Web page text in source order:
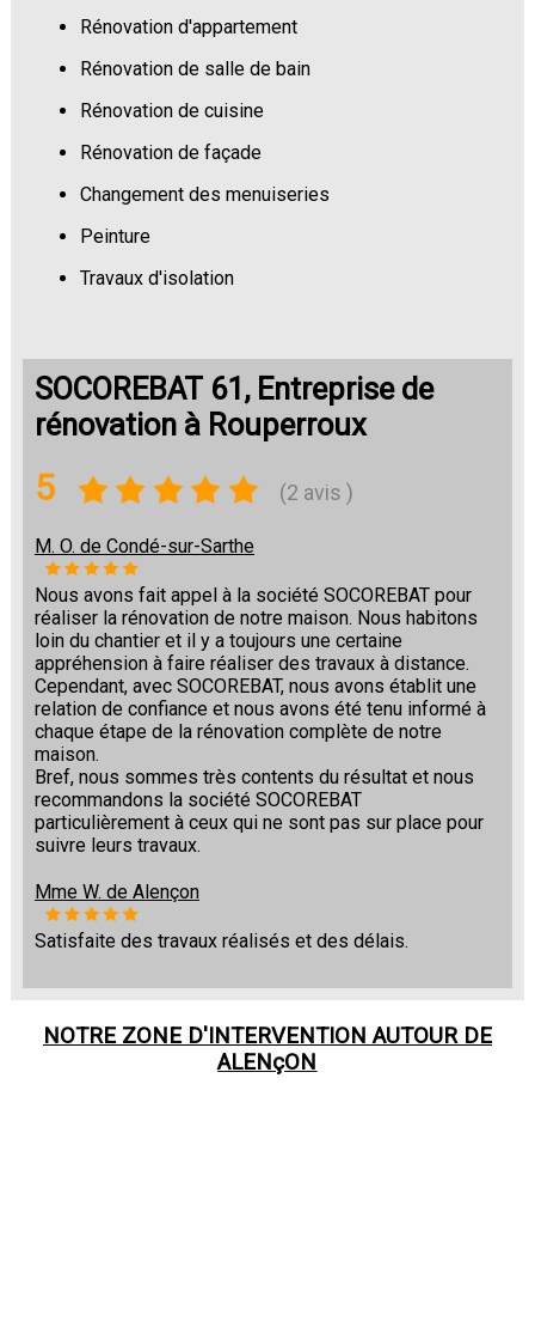
Rénovation d'appartement
Rénovation de salle de bain
Rénovation de cuisine
Rénovation de façade
Changement des menuiseries
Peinture
Travaux d'isolation
SOCOREBAT 61, Entreprise de
rénovation à Rouperroux
5 (2 avis )
M. O. de Condé-sur-Sarthe
Nous avons fait appel à la société SOCOREBAT pour
réaliser la rénovation de notre maison. Nous habitons
loin du chantier et il y a toujours une certaine
appréhension à faire réaliser des travaux à distance.
Cependant, avec SOCOREBAT, nous avons établit une
relation de confiance et nous avons été tenu informé à
chaque étape de la rénovation complète de notre
maison.
Bref, nous sommes très contents du résultat et nous
recommandons la société SOCOREBAT
particulièrement à ceux qui ne sont pas sur place pour
suivre leurs travaux.
Mme W. de Alençon
Satisfaite des travaux réalisés et des délais.
NOTRE ZONE D'INTERVENTION AUTOUR DE
ALENçON